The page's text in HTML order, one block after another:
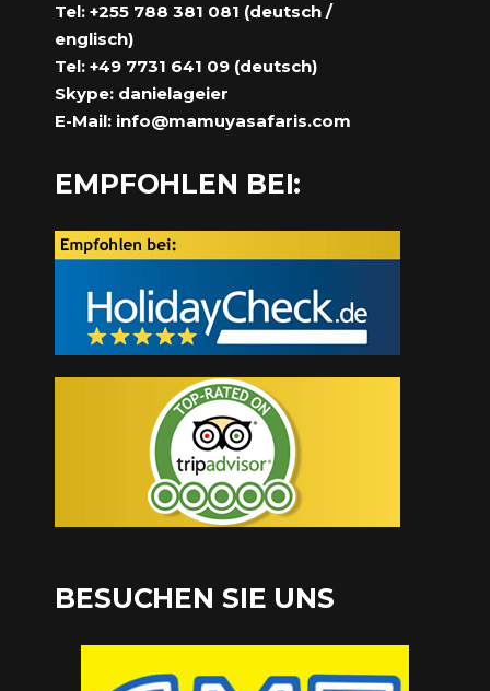
Tel: +255 788 381 081 (deutsch /
englisch)
Tel: +49 7731 641 09 (deutsch)
Skype: danielageier
E-Mail: info@mamuyasafaris.com
EMPFOHLEN BEI:
BESUCHEN SIE UNS